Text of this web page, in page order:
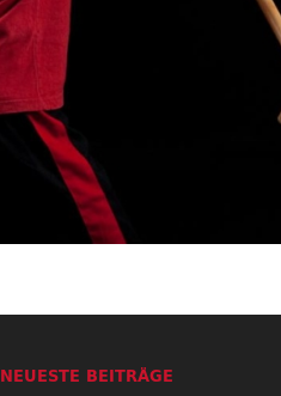
NEUESTE BEITRÄGE